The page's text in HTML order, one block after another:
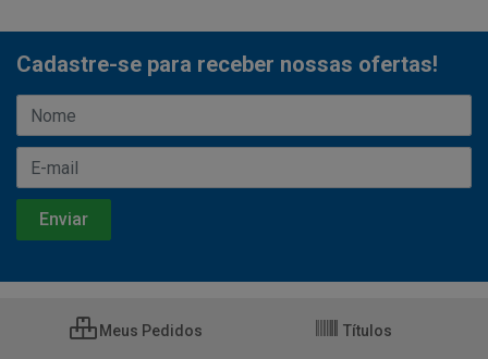
Cadastre-se para receber nossas ofertas!
Meus Pedidos Títulos